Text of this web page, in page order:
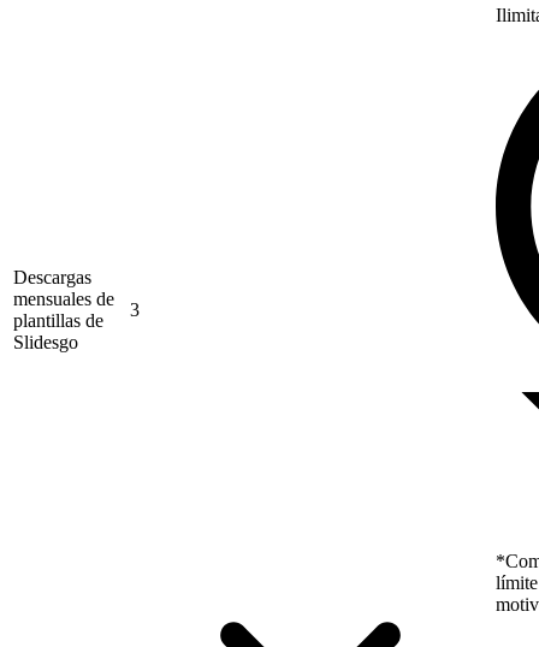
Descargas
mensuales de
plantillas de
Slidesgo
3
límite